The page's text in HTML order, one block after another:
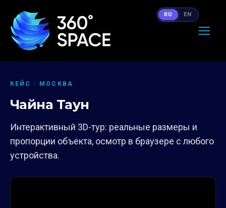
КЕЙС · МОСКВА
Чайна Таун
Интерактивный 3D-тур: реальные размеры и
пропорции объекта, осмотр в браузере с любого
устройства.
RU EN